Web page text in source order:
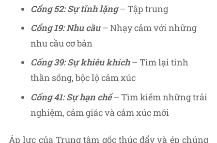
Cổng 52: Sự tĩnh lặng– Tập trung
Cổng 19: Nhu cầu– Nhạy cảm với những
nhu cầu cơ bản
Cổng 39: Sự khiêu khích– Tìm lại tinh
thần sống, bộc lộ cảm xúc
Cổng 41: Sự hạn chế– Tìm kiếm những trải
nghiệm, cảm giác và cảm xúc mới
Áp lực của Trung tâm gốc thúc đẩy và ép chúng